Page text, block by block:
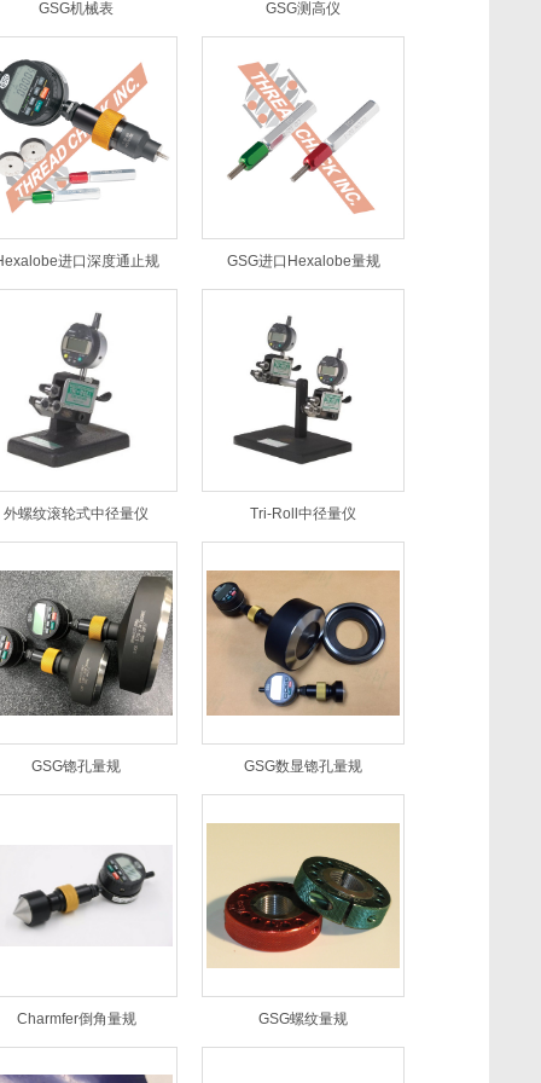
GSG机械表 GSG测高仪
进口深度通止规 GSG进口Hexalobe量规
外螺纹滚轮式中径量仪 Tri-Roll中径量仪
GSG锪孔量规 GSG数显锪孔量规
Charmfer倒角量规 GSG螺纹量规